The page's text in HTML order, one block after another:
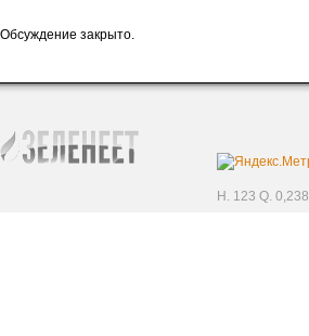
Обсуждение закрыто.
H. 123 Q. 0,238